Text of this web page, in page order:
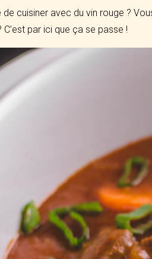
cuisiner avec du vin rouge ?
C’est par ici que ça se passe !